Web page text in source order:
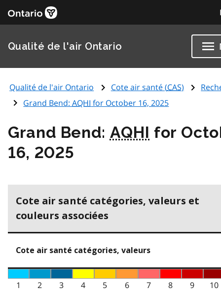
Qualité de l'air Ontario
Qualité de l'air Ontario Cote air santé (CAS)
Grand Bend:AQHI for October 16, 2025
Grand Bend: AQHI for
16, 2025
Cote air santé catégories, valeurs et
couleurs associées
Cote air santé catégories, valeurs
1 2 3 4 5 6 7 8 9
10